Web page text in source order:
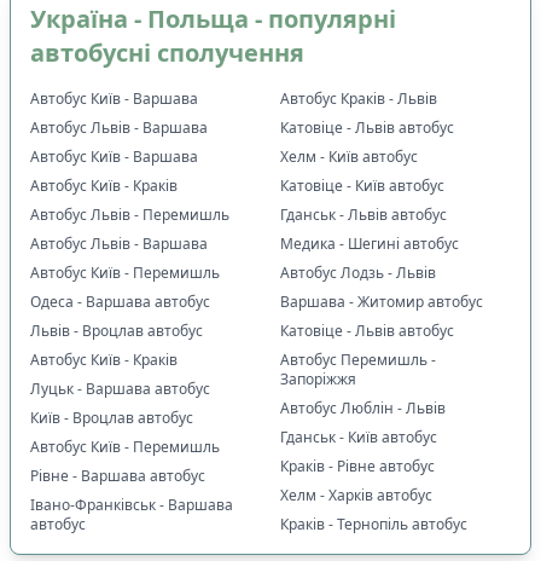
🛬Час прибуття:
🌅Зранку (05:00-11:59)
☀️Вдень (12:00-17:59)
🌆Ввечері (18:00-22:59)
🌙Вночі (23:00-04:59)
🚏Наявність пересадки
➡️ Тільки прямі рейси
🔄Є пересадка організована перевізником
📍 Основне, що впливає на вибір маршруту:
✅Виїзд і прибуття за конкретною адресою
Можна обрати місце
Можна з домашніми улюбленцями
✅Дитяче крісло
🚍Тип транспорту:
🚌Комфортабельний автобус
🚐VIP мікроавтобус
Україна - Польща - популярні
автобусні сполучення
Автобус Київ - Варшава
Автобус Львів - Варшава
Автобус Київ - Варшава
Автобус Київ - Краків
Автобус Львів - Перемишль
Автобус Львів - Варшава
Автобус Київ - Перемишль
Одеса - Варшава автобус
Львів - Вроцлав автобус
Автобус Київ - Краків
Луцьк - Варшава автобус
Київ - Вроцлав автобус
Автобус Київ - Перемишль
Рівне - Варшава автобус
Івано-Франківськ - Варшава
автобус
Автобус Краків - Львів
Катовіце - Львів автобус
Хелм - Київ автобус
Катовіце - Київ автобус
Гданськ - Львів автобус
Медика - Шегині автобус
Автобус Лодзь - Львів
Варшава - Житомир автобус
Катовіце - Львів автобус
Автобус Перемишль -
Запоріжжя
Автобус Люблін - Львів
Гданськ - Київ автобус
Краків - Рівне автобус
Хелм - Харків автобус
Краків - Тернопіль автобус